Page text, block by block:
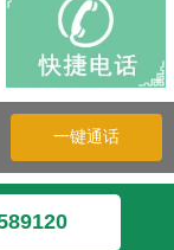
一键通话